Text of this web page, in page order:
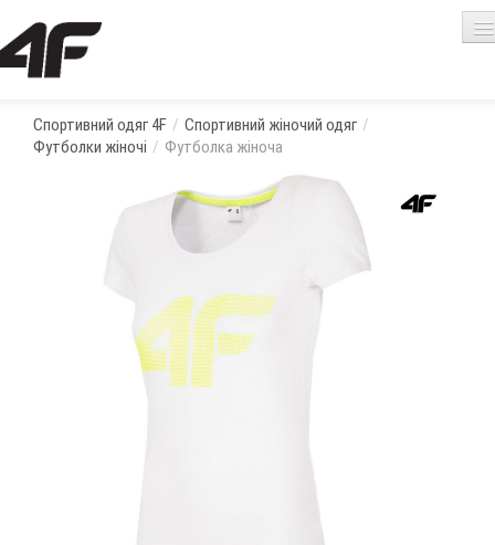
Кошик порожній
Спортивний одяг 4F / Спортивний жіночий одяг /
Футболки жіночі / Футболка жіноча